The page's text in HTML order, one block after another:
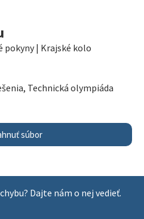
pokyny | Krajské kolo
, Technická olympiáda
súbor
Dajte nám o nej vedieť.